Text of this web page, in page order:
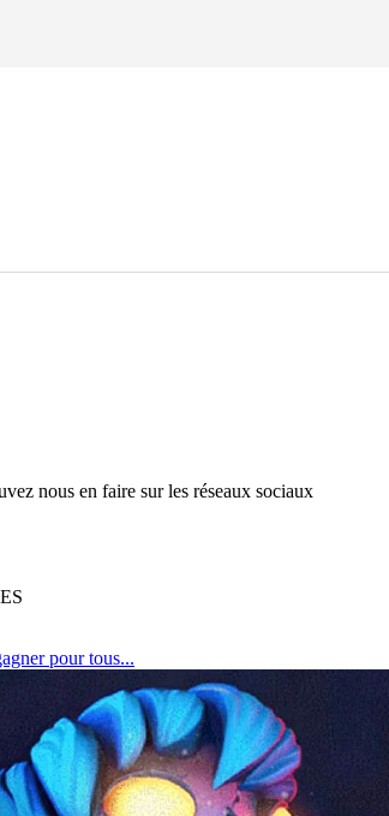
nous en faire sur les réseaux sociaux
pour tous...